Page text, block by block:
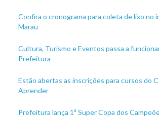
Confira o cronograma para coleta de lixo no
Marau
Cultura, Turismo e Eventos passa a
Prefeitura
Estão abertas as inscrições para cursos do
Aprender
Prefeitura lança 1ª Super Copa dos